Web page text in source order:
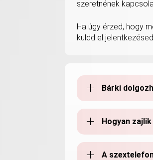
szeretnének
Ha úgy érzed, hogy
küldd el
Bárki
Hogyan
A